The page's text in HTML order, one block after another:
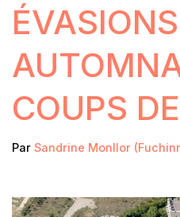
ÉVASIONS
COUPS
Par Sandrine Monllor